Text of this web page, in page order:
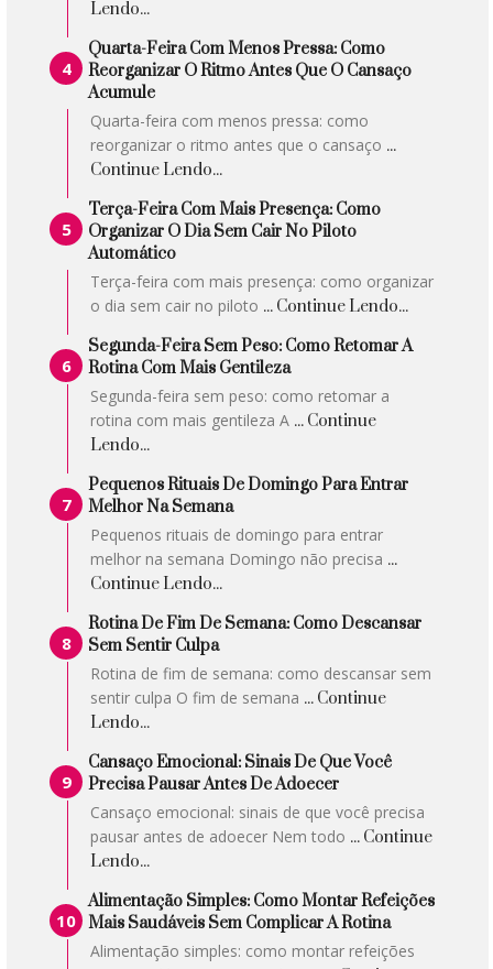
Lendo...
Quarta-Feira Com Menos Pressa: Como
Reorganizar O Ritmo Antes Que O Cansaço
Acumule
Quarta-feira com menos pressa: como
reorganizar o ritmo antes que o cansaço ...
Continue Lendo...
Terça-Feira Com Mais Presença: Como
Organizar O Dia Sem Cair No Piloto
Automático
Terça-feira com mais presença: como organizar
o dia sem cair no piloto ... Continue Lendo...
Segunda-Feira Sem Peso: Como Retomar A
Rotina Com Mais Gentileza
Segunda-feira sem peso: como retomar a
rotina com mais gentileza A ... Continue
Lendo...
Pequenos Rituais De Domingo Para Entrar
Melhor Na Semana
Pequenos rituais de domingo para entrar
melhor na semana Domingo não precisa ...
Continue Lendo...
Rotina De Fim De Semana: Como Descansar
Sem Sentir Culpa
Rotina de fim de semana: como descansar sem
sentir culpa O fim de semana ... Continue
Lendo...
Cansaço Emocional: Sinais De Que Você
Precisa Pausar Antes De Adoecer
Cansaço emocional: sinais de que você precisa
pausar antes de adoecer Nem todo ... Continue
Lendo...
Alimentação Simples: Como Montar Refeições
Mais Saudáveis Sem Complicar A Rotina
Alimentação simples: como montar refeições